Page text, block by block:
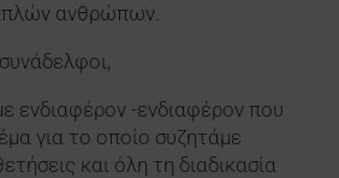
ανθρώπων.
ενδιαφέρον -ενδιαφέρον που
για το οποίο συζητάμε
και όλη τη διαδικασία